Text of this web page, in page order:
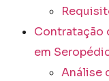
Contratação
em
Análise